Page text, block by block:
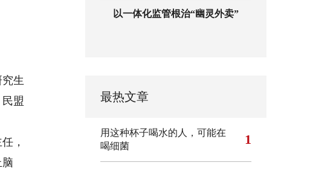
生
盟
，
以一体化监管根治“幽灵外卖”
最热文章
用这种杯子喝水的人，可能在
喝细菌
1